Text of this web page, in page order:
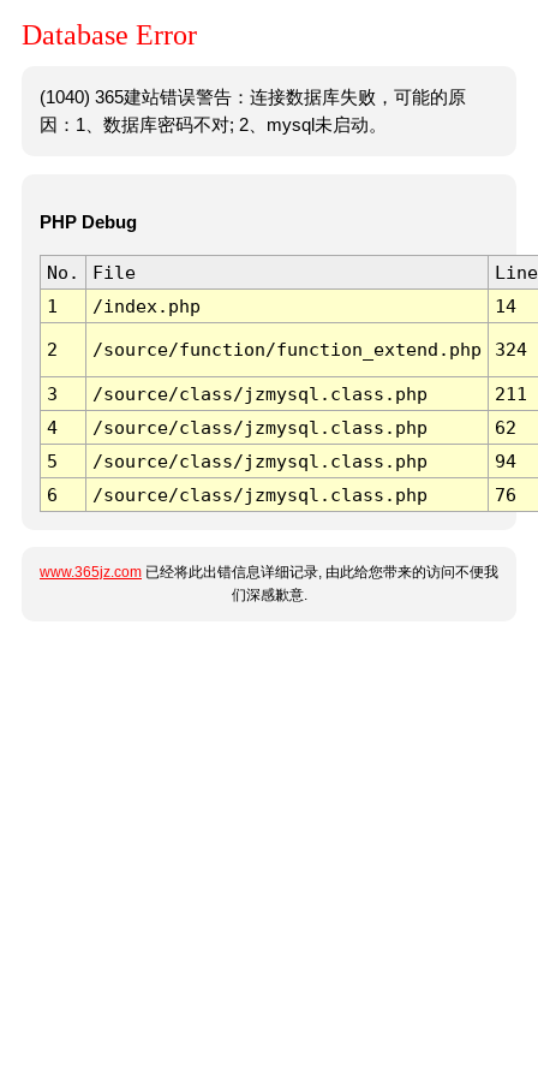
Database Error
(1040) 365建站错误警告：连接数据库失败，可能的原
因：1、数据库密码不对; 2、mysql未启动。
PHP Debug
No. File
Line
1
/index.php 14
2 /source/function/function_extend.php 324
3 /source/class/jzmysql.class.php
211
4
/source/class/jzmysql.class.php
62
5
/source/class/jzmysql.class.php
94
6
/source/class/jzmysql.class.php 76
www.365jz.com 已经将此出错信息详细记录, 由此给您带来的访问不便我
们深感歉意.